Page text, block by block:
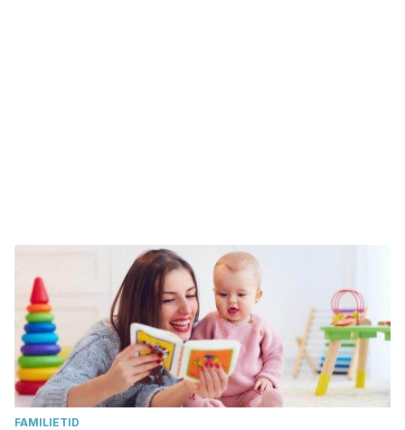
FAMILIETID